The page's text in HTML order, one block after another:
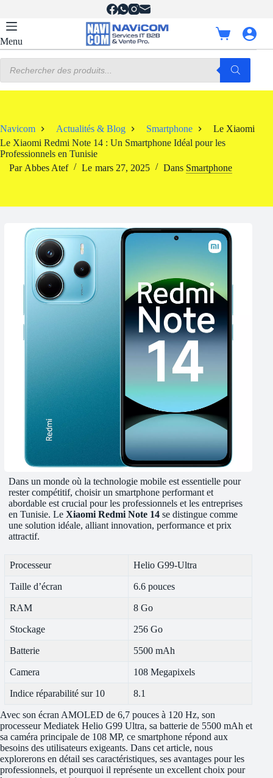
contenu
Menu
Panier
d’achat
produits
Navicom Actualités & Blog Smartphone
Le Xiaomi
Le Xiaomi Redmi Note 14 : Un Smartphone Idéal pour les
Professionnels en Tunisie
Par Abbes Atef Le mars 27, 2025 Dans Smartphone
Dans un monde où la technologie mobile est essentielle pour
rester compétitif, choisir un smartphone performant et
abordable est crucial pour les professionnels et les entreprises
en Tunisie. LeXiaomi Redmi Note 14 se distingue comme
une solution idéale, alliant innovation, performance et prix
attractif.
Processeur Helio G99-Ultra
Taille d’écran 6.6 pouces
RAM 8 Go
Stockage 256 Go
Batterie 5500 mAh
Camera 108 Megapixels
Indice réparabilité sur 10 8.1
Avec son écran AMOLED de 6,7 pouces à 120 Hz, son
processeur Mediatek Helio G99 Ultra, sa batterie de 5500 mAh et
sa caméra principale de 108 MP, ce smartphone répond aux
besoins des utilisateurs exigeants. Dans cet article, nous
explorerons en détail ses caractéristiques, ses avantages pour les
professionnels, et pourquoi il représente un excellent choix pour